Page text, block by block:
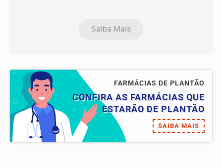
Saiba Mais
FARMÁCIAS DE PLANTÃO
CONFIRA AS FARMÁCIAS QUE
ESTARÃO DE PLANTÃO
SAIBA MAIS